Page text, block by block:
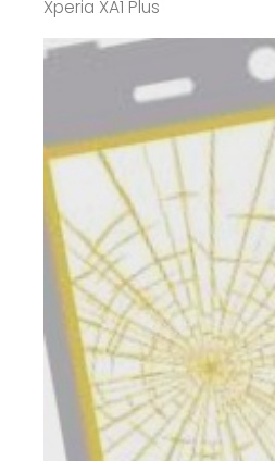
Xperia XA1 Plus